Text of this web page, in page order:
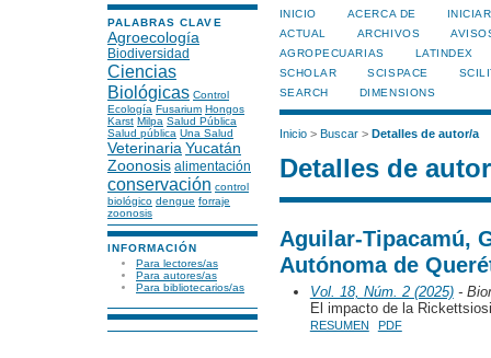
PALABRAS CLAVE
Agroecología
Biodiversidad
Ciencias
Biológicas Control
Ecología Fusarium Hongos
Karst Milpa Salud Pública
Salud pública Una Salud
Veterinaria Yucatán
Zoonosis alimentación
conservación control
biológico dengue forraje
zoonosis
INFORMACIÓN
Para lectores/as
Para autores/as
Para bibliotecarios/as
INICIO ACERCA DE
ACTUAL
ARCHIVOS
AGROPECUARIAS
LATINDEX
SCHOLAR
SCISPACE
SEARCH
DIMENSIONS
Inicio> Buscar> Detalles de autor/a
Detalles de
Aguilar-Tipacamú,
Autónoma de
Vol. 18, Núm. 2 (2025)-
El impacto de la
RESUMEN PDF